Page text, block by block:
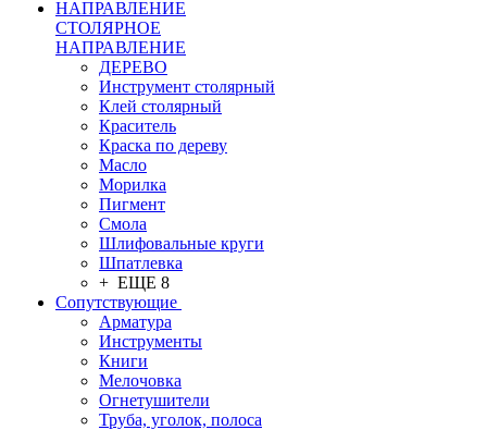
СТОЛЯРНОЕ
НАПРАВЛЕНИЕ
ДЕРЕВО
Инструмент столярный
Клей столярный
Краситель
Краска по дереву
Масло
Морилка
Пигмент
Смола
Шлифовальные круги
Шпатлевка
+ ЕЩЕ 8
Сопутствующие
Арматура
Инструменты
Книги
Мелочовка
Огнетушители
Труба, уголок, полоса